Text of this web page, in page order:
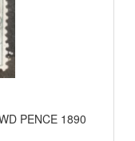
PENCE 1890